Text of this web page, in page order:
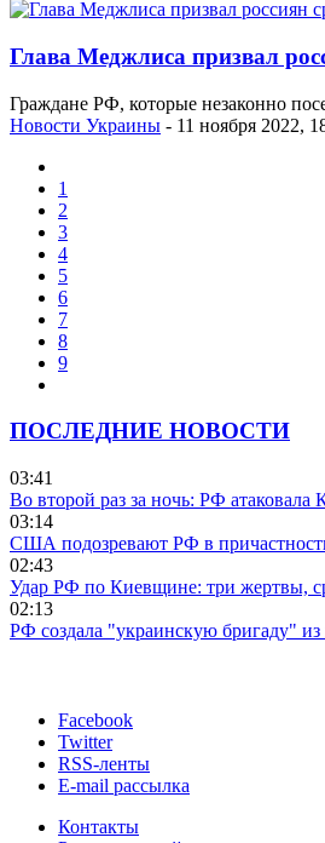
Глава Меджлиса призвал
Граждане РФ, которые незаконно
Новости Украины - 11 ноября 2022,
1
2
3
4
5
6
7
8
9
ПОСЛЕДНИЕ НОВОСТИ
03:41
Во второй раз за ночь: РФ атаковала
03:14
США подозревают РФ в
02:43
Удар РФ по Киевщине: три жертвы,
02:13
РФ создала "украинскую бригаду"
Facebook
Twitter
RSS-ленты
E-mail рассылка
Контакты